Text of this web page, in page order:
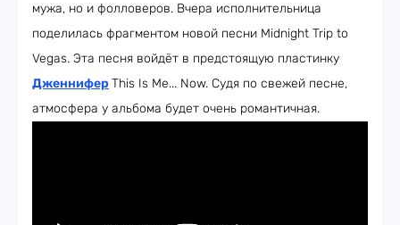
мужа, но и фолловеров. Вчера исполнительница
поделилась фрагментом новой песни Midnight Trip to
Vegas. Эта песня войдёт в предстоящую пластинку
Дженнифер This Is Me... Now. Судя по свежей песне,
атмосфера у альбома будет очень романтичная.